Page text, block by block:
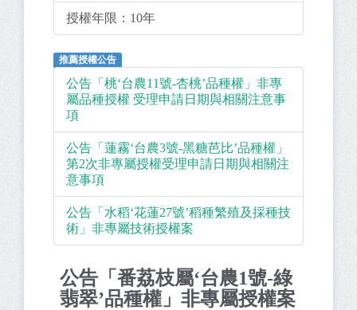
授權年限： 10年
推薦授權公告
公告「桃‘台農11號-杏桃’品種權」非專
屬品種授權 受理申請日期與相關注意事
項
公告「蓮霧‘台農3號-黑糖芭比’品種權」
第2次非專屬授權受理申請日期與相關注
意事項
公告「水稻‘花蓮27號’稻種繁殖及採種技
術」非專屬技術授權案
公告「番荔枝屬‘台農1號-綠
翡翠’品種權」非專屬授權案